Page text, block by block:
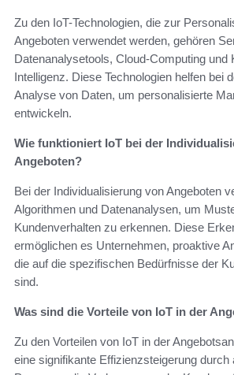
Zu den IoT-Technologien, die zur
Angeboten verwendet werden, gehören
Datenanalysetools, Cloud-Computing und
Intelligenz. Diese Technologien helfen bei
Analyse von Daten, um personalisierte
entwickeln.
Wie funktioniert IoT bei der
Angeboten?
Bei der Individualisierung von Angeboten
Algorithmen und Datenanalysen, um
Kundenverhalten zu erkennen. Diese
ermöglichen es Unternehmen, proaktive
die auf die spezifischen Bedürfnisse der
sind.
Was sind die Vorteile von IoT in der
Zu den Vorteilen von IoT in der
eine signifikante Effizienzsteigerung durch